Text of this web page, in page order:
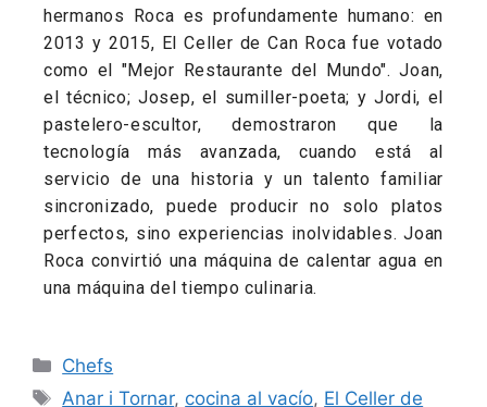
hermanos Roca es profundamente humano: en
2013 y 2015, El Celler de Can Roca fue votado
como el "Mejor Restaurante del Mundo". Joan,
el técnico; Josep, el sumiller-poeta; y Jordi, el
pastelero-escultor, demostraron que la
tecnología más avanzada, cuando está al
servicio de una historia y un talento familiar
sincronizado, puede producir no solo platos
perfectos, sino experiencias inolvidables. Joan
Roca convirtió una máquina de calentar agua en
una máquina del tiempo culinaria.
Chefs
Anar i Tornar, cocina al vacío, El Celler de